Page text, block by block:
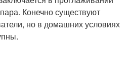
Конечно существуют
но в домашних условиях